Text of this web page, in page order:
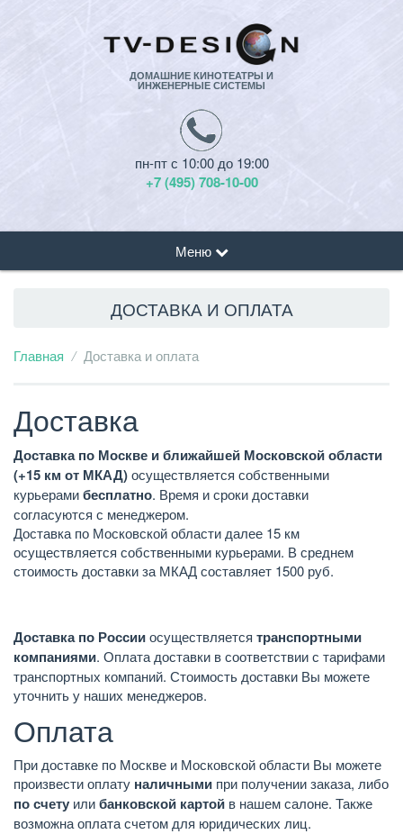
ДОМАШНИЕ КИНОТЕАТРЫ И
ИНЖЕНЕРНЫЕ СИСТЕМЫ
пн-пт с 10:00 до 19:00
+7 (495) 708-10-00
Меню
ДОСТАВКА И ОПЛАТА
Главная Доставка и оплата
Доставка
Доставка по Москве и ближайшей Московской области
(+15 км от МКАД)осуществляется собственными
курьерамибесплатно. Время и сроки доставки
согласуются с менеджером.
Доставка по Московской области далее 15 км
осуществляется собственными курьерами. В среднем
стоимость доставки за МКАД составляет 1500 руб.
Доставка по Россииосуществляется транспортными
компаниями. Оплата доставки в соответствии с тарифами
транспортных компаний. Стоимость доставки Вы можете
уточнить у наших менеджеров.
Оплата
При доставке по Москве и Московской области Вы можете
произвести оплату наличными при получении заказа, либо
по счету илибанковской картой в нашем салоне. Также
возможна оплата счетом для юридических лиц.